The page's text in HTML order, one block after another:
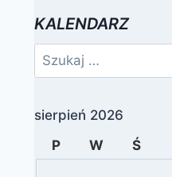
KALENDARZ
Szukaj:
sierpień 2026
P
W Ś